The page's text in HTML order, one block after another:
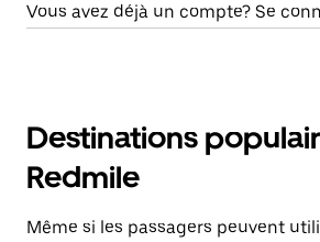
Vous avez déjà un compte? Se
Destinations
Redmile
Même si les passagers peuvent